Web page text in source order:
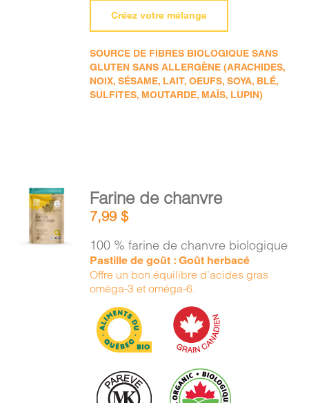
Créez votre mélange
SOURCE DE FIBRES BIOLOGIQUE SANS
GLUTEN SANS ALLERGÈNE (ARACHIDES,
NOIX, SÉSAME, LAIT, OEUFS, SOYA, BLÉ,
SULFITES, MOUTARDE, MAÏS, LUPIN)
AJOUTER
AU
PANIER
/
Farine de chanvre
7,99$
100 % farine de chanvre biologique
Pastille de goût : Goût herbacé
Offre un bon équilibre d’acides gras
oméga-3 et oméga-6.